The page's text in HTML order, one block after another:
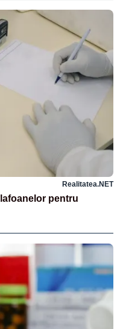
Realitatea.NET
pentru